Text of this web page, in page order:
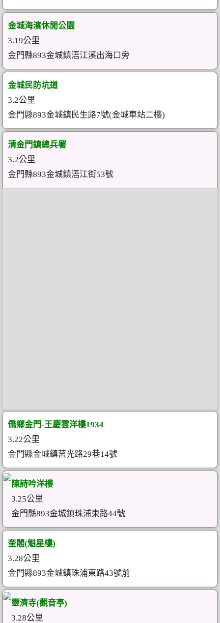
金城海濱休閒公園
3.19公里
金門縣893金城鎮浯江溪出海口旁
金城民防坑道
3.2公里
金門縣893金城鎮民生路7號(金城車站二樓)
清金門鎮總兵署
3.2公里
金門縣893金城鎮浯江街53號
僑鄉金門-王慶雲洋樓1934
3.22公里
金門縣金城鎮莒光路29巷14號
陳詩吟洋樓
3.25公里
金門縣893金城鎮珠浦東路44號
奎閣(魁星樓)
3.28公里
金門縣893金城鎮珠浦東路43號前
靈濟寺(觀音亭)
3.28公里